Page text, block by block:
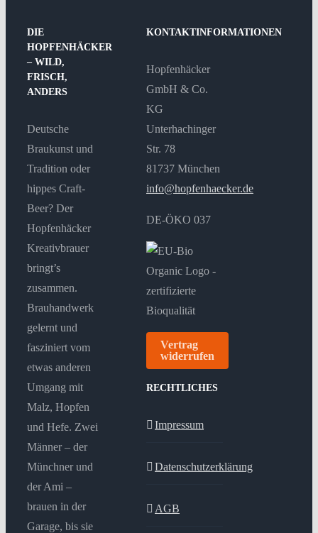
DIE
HOPFENHÄCKER
– WILD,
FRISCH,
ANDERS
Deutsche
Braukunst und
Tradition oder
hippes Craft-
Beer? Der
Hopfenhäcker
Kreativbrauer
bringt’s
zusammen.
Brauhandwerk
gelernt und
fasziniert vom
etwas anderen
Umgang mit
Malz, Hopfen
und Hefe. Zwei
Männer – der
Münchner und
der Ami –
brauen in der
Garage, bis sie
KONTAKTINFORMATIONEN
Hopfenhäcker
GmbH & Co.
KG
Unterhachinger
Str. 78
81737 München
info@hopfenhaecker.de
DE-ÖKO 037
Vertrag
widerrufen
RECHTLICHES
Impressum
Datenschutzerklärung
AGB